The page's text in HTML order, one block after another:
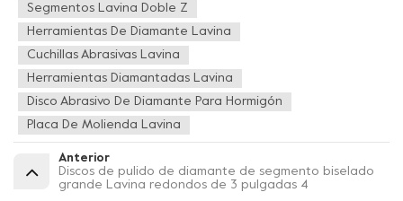
Segmentos Lavina Doble Z
Herramientas De Diamante Lavina
Cuchillas Abrasivas Lavina
Herramientas Diamantadas Lavina
Disco Abrasivo De Diamante Para Hormigón
Placa De Molienda Lavina
Anterior
Discos de pulido de diamante de segmento biselado
grande Lavina redondos de 3 pulgadas 4